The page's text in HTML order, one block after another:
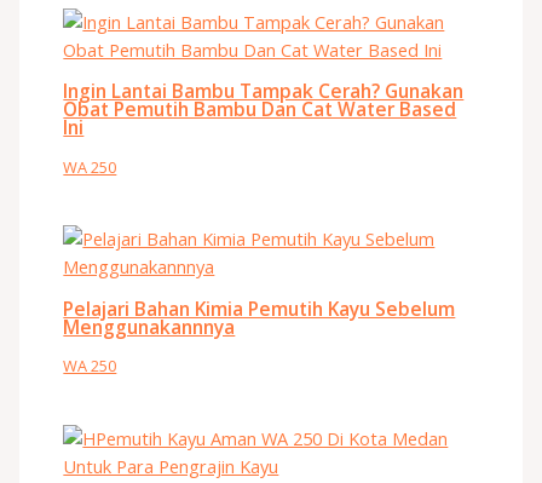
Ingin Lantai Bambu Tampak Cerah? Gunakan
Obat Pemutih Bambu Dan Cat Water Based
Ini
WA 250
Pelajari Bahan Kimia Pemutih Kayu Sebelum
Menggunakannnya
WA 250